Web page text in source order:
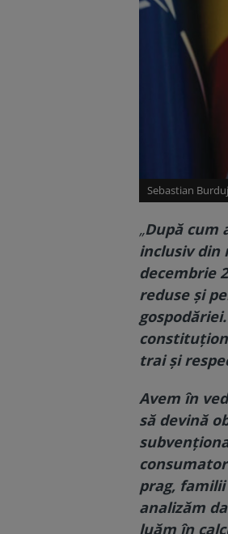
Sebastian
„După cum
inclusiv din
decembrie
reduse şi
trai şi
Avem în
să devină
prag,
analizăm
luăm în